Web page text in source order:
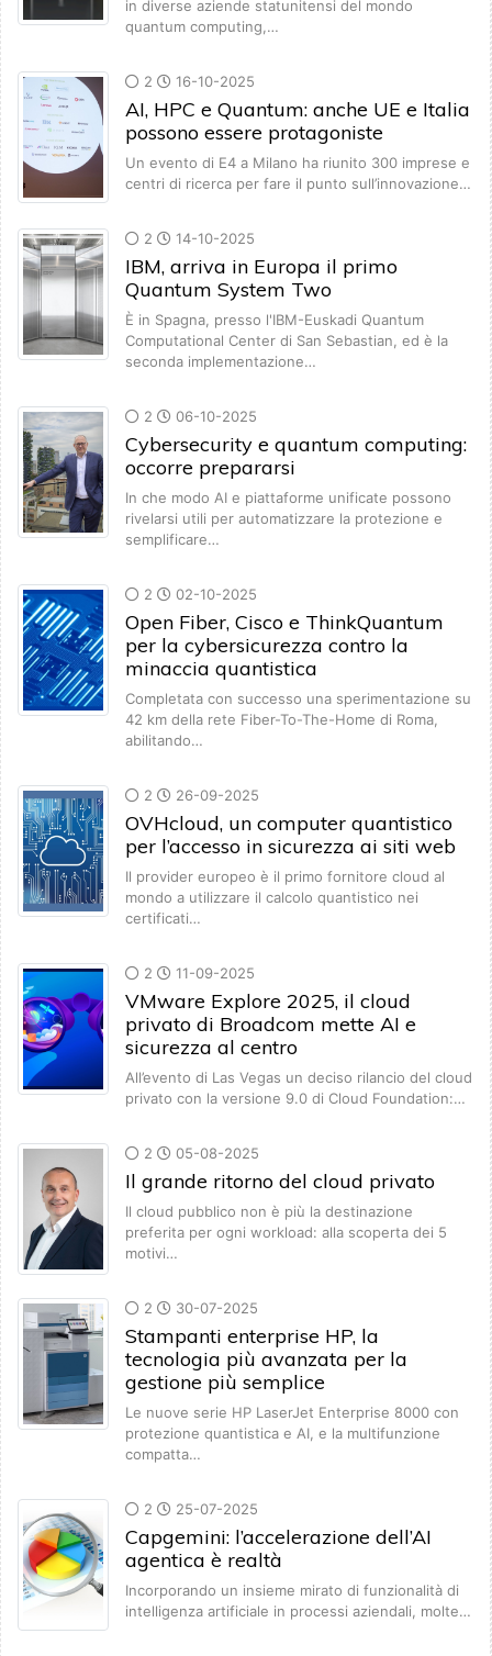
in diverse aziende statunitensi del mondo
quantum computing,…
2 16-10-2025
AI, HPC e Quantum: anche UE e Italia
possono essere protagoniste
Un evento di E4 a Milano ha riunito 300 imprese e
centri di ricerca per fare il punto sull’innovazione…
2 14-10-2025
IBM, arriva in Europa il primo
Quantum System Two
È in Spagna, presso l'IBM-Euskadi Quantum
Computational Center di San Sebastian, ed è la
seconda implementazione…
2 06-10-2025
Cybersecurity e quantum computing:
occorre prepararsi
In che modo AI e piattaforme unificate possono
rivelarsi utili per automatizzare la protezione e
semplificare…
2 02-10-2025
Open Fiber, Cisco e ThinkQuantum
per la cybersicurezza contro la
minaccia quantistica
Completata con successo una sperimentazione su
42 km della rete Fiber-To-The-Home di Roma,
abilitando…
2 26-09-2025
OVHcloud, un computer quantistico
per l’accesso in sicurezza ai siti web
Il provider europeo è il primo fornitore cloud al
mondo a utilizzare il calcolo quantistico nei
certificati…
2 11-09-2025
VMware Explore 2025, il cloud
privato di Broadcom mette AI e
sicurezza al centro
All’evento di Las Vegas un deciso rilancio del cloud
privato con la versione 9.0 di Cloud Foundation:…
2 05-08-2025
Il grande ritorno del cloud privato
Il cloud pubblico non è più la destinazione
preferita per ogni workload: alla scoperta dei 5
motivi…
2 30-07-2025
Stampanti enterprise HP, la
tecnologia più avanzata per la
gestione più semplice
Le nuove serie HP LaserJet Enterprise 8000 con
protezione quantistica e AI, e la multifunzione
compatta…
2 25-07-2025
Capgemini: l’accelerazione dell’AI
agentica è realtà
Incorporando un insieme mirato di funzionalità di
intelligenza artificiale in processi aziendali, molte…